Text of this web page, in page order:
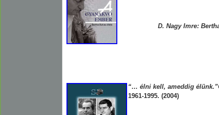
D. Nagy Imre:
“… élni kell, ameddig
1961-1995. (2004)